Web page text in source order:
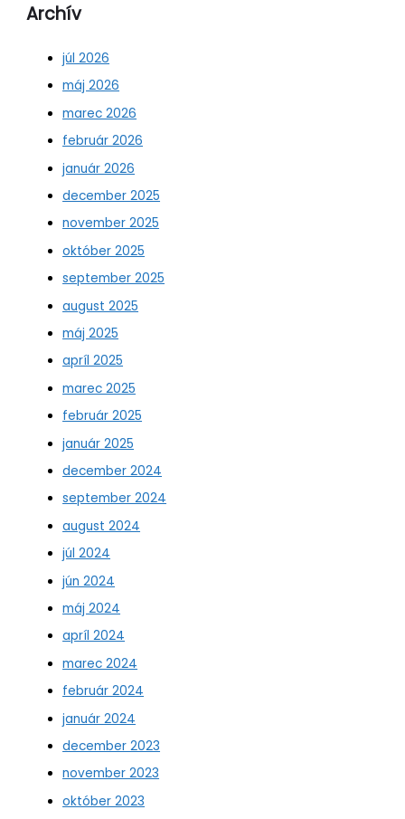
Archív
júl 2026
máj 2026
marec 2026
február 2026
január 2026
december 2025
november 2025
október 2025
september 2025
august 2025
máj 2025
apríl 2025
marec 2025
február 2025
január 2025
december 2024
september 2024
august 2024
júl 2024
jún 2024
máj 2024
apríl 2024
marec 2024
február 2024
január 2024
december 2023
november 2023
október 2023